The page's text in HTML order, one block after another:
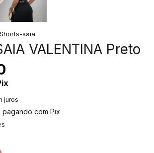
Shorts-saia
VALENTINA Preto
juros
pagando com Pix